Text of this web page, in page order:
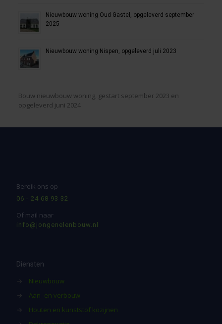
Nieuwbouw woning Oud Gastel, opgeleverd september
2025
Nieuwbouw woning Nispen, opgeleverd juli 2023
Bouw nieuwbouw woning, gestart september 2023 en
opgeleverd juni 2024
Bereik ons op
06 - 24 68 93 32
Of mail naar
info@jongenelenbouw.nl
Diensten
→
Nieuwbouw
→
Aan- en verbouw
→
Houten en kunststof kozijnen